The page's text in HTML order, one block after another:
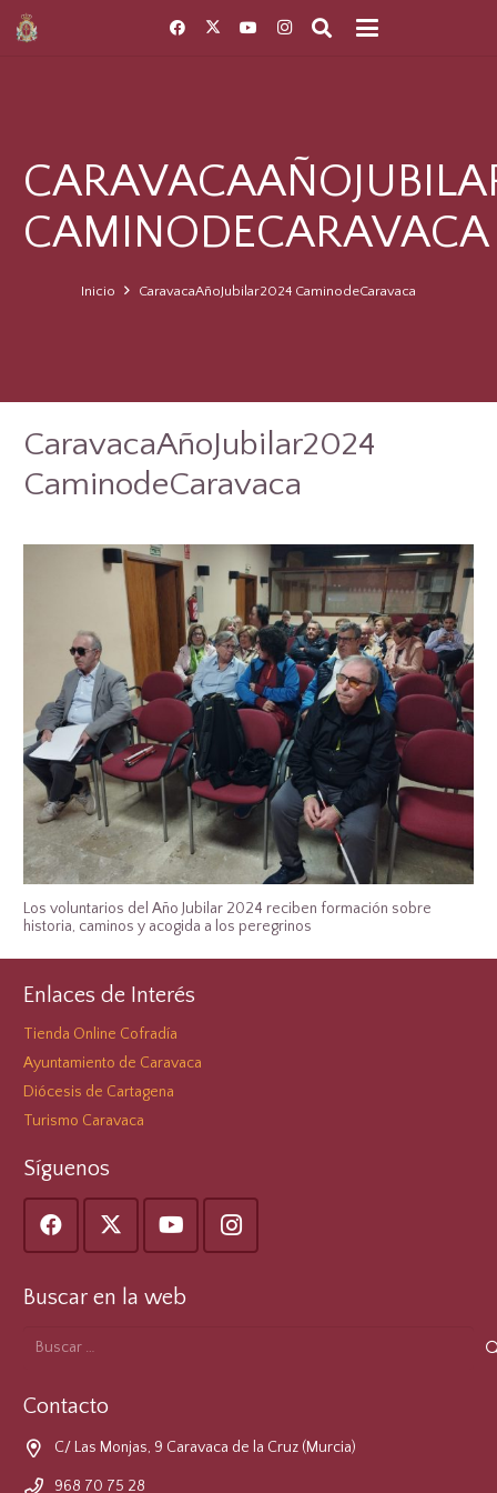
CAMINODECARAVACA
Inicio CaravacaAñoJubilar2024 CaminodeCaravaca
CaravacaAñoJubilar2024
CaminodeCaravaca
Los voluntarios del Año Jubilar 2024 reciben formación sobre
historia, caminos y acogida a los peregrinos
Enlaces de Interés
Tienda Online Cofradía
Ayuntamiento de Caravaca
Diócesis de Cartagena
Turismo Caravaca
Síguenos
Buscar en la web
Buscar:
Contacto
C/ Las Monjas, 9 Caravaca de la Cruz (Murcia)
968 70 75 28